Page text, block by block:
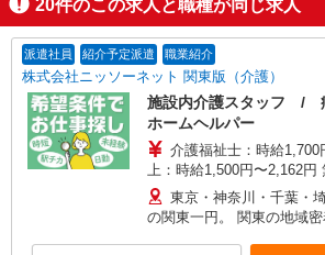
20件のこの求人と職種が同じ求人
派遣社員 紹介予定派遣 職業紹介
株式会社ニッソーネット 関東版（介護）
施設内介護スタッフ /
ホームヘルパー
介護福祉士：時給1,700
上：時給1,500円〜2,162円
1,350円〜1,925円 ※給与幅は勤務先による +交通
費、諸手当（勤務先による
れる （別途
東京・神奈川・千葉・
の関東一円。 関東の地域